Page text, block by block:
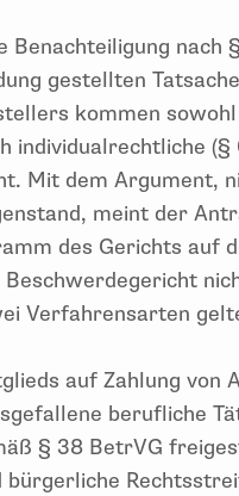
nach
gestellten
kommen
(§
Mit dem Argument,
meint der
des Gerichts auf
Verfahrensarten
auf Zahlung von
berufliche
§ 38 BetrVG